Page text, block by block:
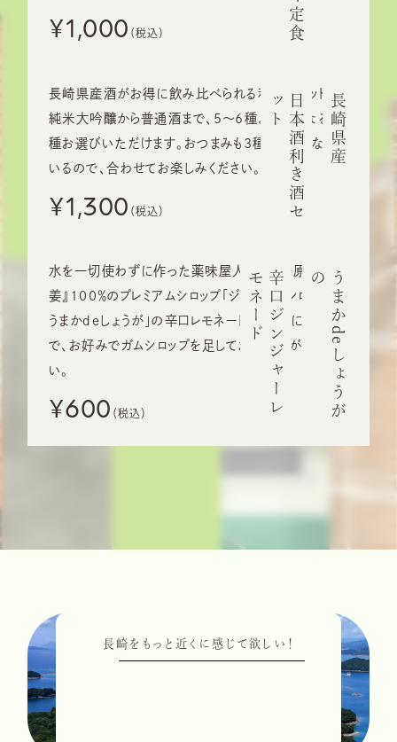
¥1,000
長崎県産
日
本
酒
利
き
酒
セ
ッ
ト
長崎県産酒がお得に飲み比べられる利き酒セット。
純米大吟醸から普通酒まで、5～6種より気になる3
種お選びいただけます。おつまみも3種セットになって
いるので、合わせてお楽しみください。
¥1,300
う
ま
か
d
e
し
ょ
う
が
の
辛
口
ジ
ン
ジ
ャ
ー
レ
モ
ネ
ー
ド
水を一切使わずに作った薬味屋人作の『島原百年生
姜』100％のプレミアムシロップ「ジンジャーシロップ
うまかdeしょうが」の辛口レモネード。ほんとに辛いの
で、お好みでガムシロップを足してお召し上がりくださ
い。
¥600
長崎をもっと近くに感じて欲しい！